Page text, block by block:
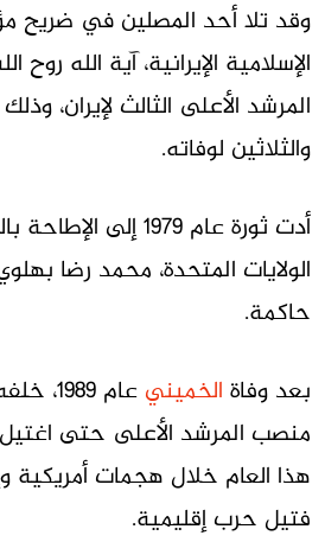
وقد تلا أحد المصلين في ضريح
الإسلامية الإيرانية، آية الله روح
المرشد الأعلى الثالث لإيران،
والثلاثين لوفاته.
أدت ثورة عام 1979
الولايات المتحدة، محمد رضا
حاكمة.
بعد وفاة الخميني
عام
هذا العام خلال هجمات أمريكية
فتيل حرب إقليمية.